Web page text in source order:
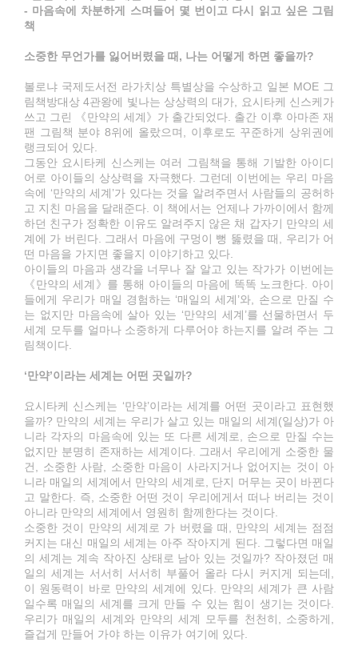
- 마음속에 차분하게 스며들어 몇 번이고 다시 읽고 싶은 그림
책
소중한 무언가를 잃어버렸을 때, 나는 어떻게 하면 좋을까?
볼로냐 국제도서전 라가치상 특별상을 수상하고 일본 MOE 그
림책방대상 4관왕에 빛나는 상상력의 대가, 요시타케 신스케가
쓰고 그린 《만약의 세계》가 출간되었다. 출간 이후 아마존 재
팬 그림책 분야 8위에 올랐으며, 이후로도 꾸준하게 상위권에
랭크되어 있다.
그동안 요시타케 신스케는 여러 그림책을 통해 기발한 아이디
어로 아이들의 상상력을 자극했다. 그런데 이번에는 우리 마음
속에 ‘만약의 세계’가 있다는 것을 알려주면서 사람들의 공허하
고 지친 마음을 달래준다. 이 책에서는 언제나 가까이에서 함께
하던 친구가 정확한 이유도 알려주지 않은 채 갑자기 만약의 세
계에 가 버린다. 그래서 마음에 구멍이 뻥 뚫렸을 때, 우리가 어
떤 마음을 가지면 좋을지 이야기하고 있다.
아이들의 마음과 생각을 너무나 잘 알고 있는 작가가 이번에는
《만약의 세계》를 통해 아이들의 마음에 똑똑 노크한다. 아이
들에게 우리가 매일 경험하는 ‘매일의 세계’와, 손으로 만질 수
는 없지만 마음속에 살아 있는 ‘만약의 세계’를 선물하면서 두
세계 모두를 얼마나 소중하게 다루어야 하는지를 알려 주는 그
림책이다.
‘만약’이라는 세계는 어떤 곳일까?
요시타케 신스케는 ‘만약’이라는 세계를 어떤 곳이라고 표현했
을까? 만약의 세계는 우리가 살고 있는 매일의 세계(일상)가 아
니라 각자의 마음속에 있는 또 다른 세계로, 손으로 만질 수는
없지만 분명히 존재하는 세계이다. 그래서 우리에게 소중한 물
건, 소중한 사람, 소중한 마음이 사라지거나 없어지는 것이 아
니라 매일의 세계에서 만약의 세계로, 단지 머무는 곳이 바뀐다
고 말한다. 즉, 소중한 어떤 것이 우리에게서 떠나 버리는 것이
아니라 만약의 세계에서 영원히 함께한다는 것이다.
소중한 것이 만약의 세계로 가 버렸을 때, 만약의 세계는 점점
커지는 대신 매일의 세계는 아주 작아지게 된다. 그렇다면 매일
의 세계는 계속 작아진 상태로 남아 있는 것일까? 작아졌던 매
일의 세계는 서서히 서서히 부풀어 올라 다시 커지게 되는데,
이 원동력이 바로 만약의 세계에 있다. 만약의 세계가 큰 사람
일수록 매일의 세계를 크게 만들 수 있는 힘이 생기는 것이다.
우리가 매일의 세계와 만약의 세계 모두를 천천히, 소중하게,
즐겁게 만들어 가야 하는 이유가 여기에 있다.